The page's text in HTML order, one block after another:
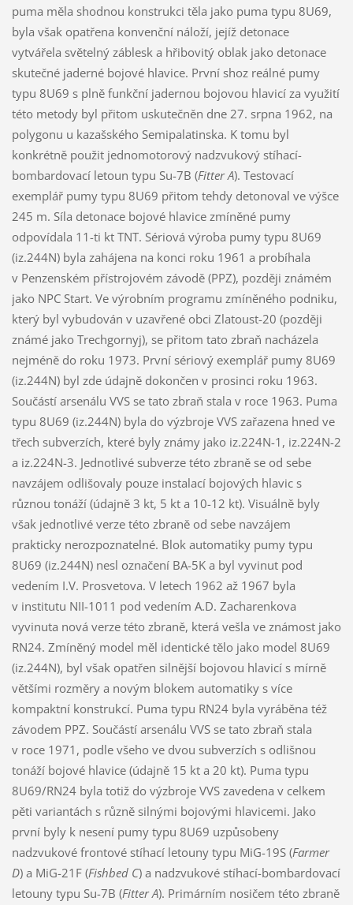
puma měla shodnou konstrukci těla jako puma typu 8U69,
byla však opatřena konvenční náloží, jejíž detonace
vytvářela světelný záblesk a hřibovitý oblak jako detonace
skutečné jaderné bojové hlavice. První shoz reálné pumy
typu 8U69 s plně funkční jadernou bojovou hlavicí za využití
této metody byl přitom uskutečněn dne 27. srpna 1962, na
polygonu u kazašského Semipalatinska. K tomu byl
konkrétně použit jednomotorový nadzvukový stíhací-
bombardovací letoun typu Su-7B (Fitter A). Testovací
exemplář pumy typu 8U69 přitom tehdy detonoval ve výšce
245 m. Síla detonace bojové hlavice zmíněné pumy
odpovídala 11-ti kt TNT. Sériová výroba pumy typu 8U69
(iz.244N) byla zahájena na konci roku 1961 a probíhala
v Penzenském přístrojovém závodě (PPZ), později známém
jako NPC Start. Ve výrobním programu zmíněného podniku,
který byl vybudován v uzavřené obci Zlatoust-20 (později
známé jako Trechgornyj), se přitom tato zbraň nacházela
nejméně do roku 1973. První sériový exemplář pumy 8U69
(iz.244N) byl zde údajně dokončen v prosinci roku 1963.
Součástí arsenálu VVS se tato zbraň stala v roce 1963. Puma
typu 8U69 (iz.244N) byla do výzbroje VVS zařazena hned ve
třech subverzích, které byly známy jako iz.224N-1, iz.224N-2
a iz.224N-3. Jednotlivé subverze této zbraně se od sebe
navzájem odlišovaly pouze instalací bojových hlavic s
různou tonáží (údajně 3 kt, 5 kt a 10-12 kt). Visuálně byly
však jednotlivé verze této zbraně od sebe navzájem
prakticky nerozpoznatelné. Blok automatiky pumy typu
8U69 (iz.244N) nesl označení BA-5K a byl vyvinut pod
vedením I.V. Prosvetova. V letech 1962 až 1967 byla
v institutu NII-1011 pod vedením A.D. Zacharenkova
vyvinuta nová verze této zbraně, která vešla ve známost jako
RN24. Zmíněný model měl identické tělo jako model 8U69
(iz.244N), byl však opatřen silnější bojovou hlavicí s mírně
většími rozměry a novým blokem automatiky s více
kompaktní konstrukcí. Puma typu RN24 byla vyráběna též
závodem PPZ. Součástí arsenálu VVS se tato zbraň stala
v roce 1971, podle všeho ve dvou subverzích s odlišnou
tonáží bojové hlavice (údajně 15 kt a 20 kt). Puma typu
8U69/RN24 byla totiž do výzbroje VVS zavedena v celkem
pěti variantách s různě silnými bojovými hlavicemi. Jako
první byly k nesení pumy typu 8U69 uzpůsobeny
nadzvukové frontové stíhací letouny typu MiG-19S (Farmer
D) a MiG-21F (Fishbed C) a nadzvukové stíhací-bombardovací
letouny typu Su-7B (Fitter A). Primárním nosičem této zbraně